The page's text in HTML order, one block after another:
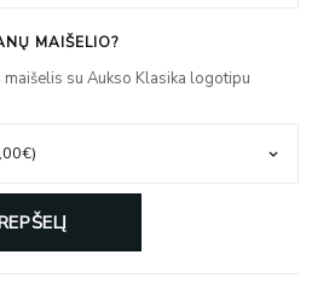
MAIŠELIO?
su Aukso Klasika logotipu